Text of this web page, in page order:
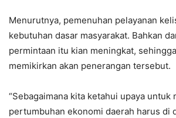
Menurutnya, pemenuhan pelayanan
kebutuhan dasar masyarakat. Bahkan
permintaan itu kian meningkat,
memikirkan akan penerangan tersebut.
“Sebagaimana kita ketahui upaya untuk
pertumbuhan ekonomi daerah harus di